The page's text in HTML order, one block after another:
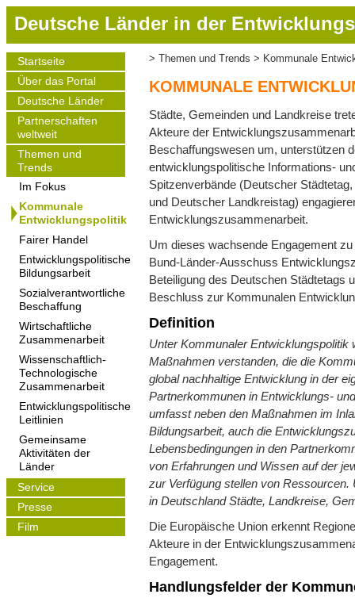
r
h
a
Deutsche Länder in der
Main
navigation
Startseite
Über das Portal
Deutsche Länder
Partnerschaften
weltweit
Themen und
Trends
Im Fokus
Kommunale
Entwicklungspolitik
Fairer Handel
Entwicklungspolitische
Bildungsarbeit
Sozialverantwortliche
Beschaffung
Wirtschaftliche
Zusammenarbeit
Wissenschaftlich-
Technologische
Zusammenarbeit
Entwicklungspolitische
Leitlinien
Gemeinsame
Aktivitäten der
Länder
Service
Presse
Film
Themen und Trends Kommunale
KOMMUNALE
Städte, Gemeinden und Landkreise
Akteure der
Beschaffungswesen um, unterstützen
entwicklungspolitische Informations-
Spitzenverbände (Deutscher
und Deutscher Landkreistag)
Entwicklungszusammenarbeit.
Um dieses wachsende Engagement
Bund-Länder-Ausschuss
Beteiligung des Deutschen Städtetags
Beschluss zur Kommunalen
Definition
Unter Kommunaler Entwicklungspolitik
Maßnahmen verstanden, die die
global nachhaltige Entwicklung in der
Partnerkommunen in Entwicklungs-
umfasst neben den Maßnahmen im
Bildungsarbeit, auch die
Lebensbedingungen in den
von Erfahrungen und Wissen auf der
zur Verfügung stellen von Ressourcen.
in Deutschland Städte, Landkreise,
Die Europäische Union erkennt
Akteure in der
Engagement.
Handlungsfelder der